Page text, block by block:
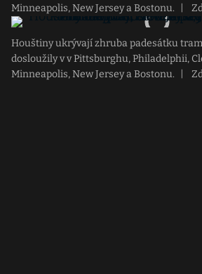
Minneapolis, New Jersey a Bostonu.
Houštiny ukrývají zhruba padesátku
dosloužily v v Pittsburghu, Philadelphii,
Minneapolis, New Jersey a Bostonu.